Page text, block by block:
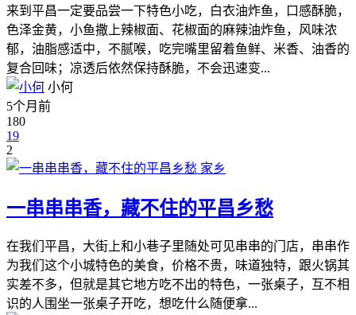
来到平昌一定要品尝一下特色小吃，白衣油炸鱼，口感酥脆，
色泽金黄，小鱼撒上辣椒面、花椒面的麻辣油炸鱼，风味浓
郁，油脂感适中，不腻喉，吃完嘴里留着鱼鲜、米香、油香的
复合回味；凉透后依然保持酥脆，不会迅速变...
小何
5个月前
180
19
2
家乡
一串串串香，藏不住的平昌乡愁
在我们平昌，大街上和小巷子里随处可见串串的门店，串串作
为我们这个小城特色的美食，价格不贵，味道独特，跟火锅其
实差不多，但就是其它地方吃不出的特色，一张桌子，互不相
识的人围坐一张桌子开吃，想吃什么随便拿...